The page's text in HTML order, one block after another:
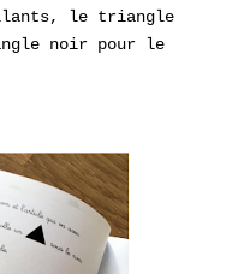
le triangle
noir pour le